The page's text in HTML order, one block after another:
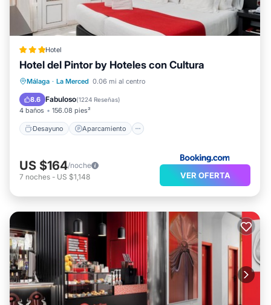
Hotel
Hotel del Pintor by Hoteles con Cultura
Málaga · La Merced 0.06 mi al centro
8.6 Fabuloso(1224 Reseñas)
4 baños 156.08 pies²
Desayuno Aparcamiento
Desayuno
Aparcamiento
Balcón/Terraza
US $164/noche
7 noches - US $1,148 VER OFERTA